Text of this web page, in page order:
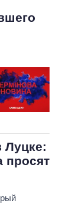
Луцке:
просят